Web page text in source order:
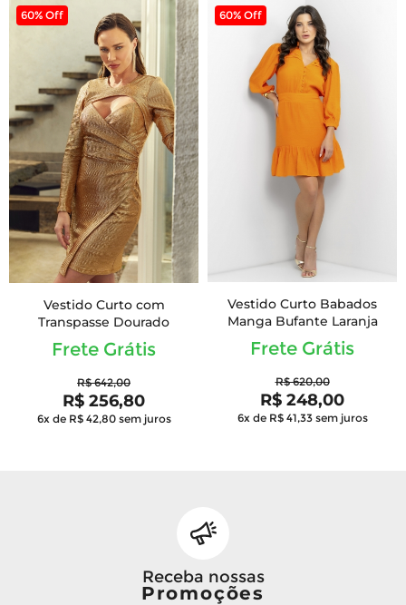
60% Off
Vestido Curto com
Transpasse Dourado
Frete Grátis
R$ 642,00
R$ 256,80
6x de R$ 42,80 sem juros
60% Off
Vestido Curto Babados
Manga Bufante Laranja
Frete Grátis
R$ 620,00
R$ 248,00
6x de R$ 41,33 sem juros
Receba nossas
Promoções